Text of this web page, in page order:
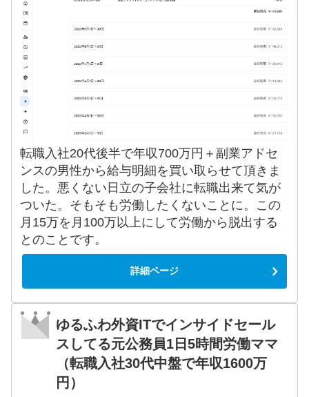
転職入社20代後半で年収700万円＋副業アドセ
ンスの男性から給与明細を買い取らせて頂きま
した。悪くない日立の子会社に転職出来て気が
ついた。そもそも労働したくないことに。この
月15万を月100万以上にして労働から脱出する
とのことです。
詳細ページ
ゆるふわ外資ITでインサイドセール
スしてる元公務員1日5時間労働ママ
（転職入社30代中盤で年収1600万
円）